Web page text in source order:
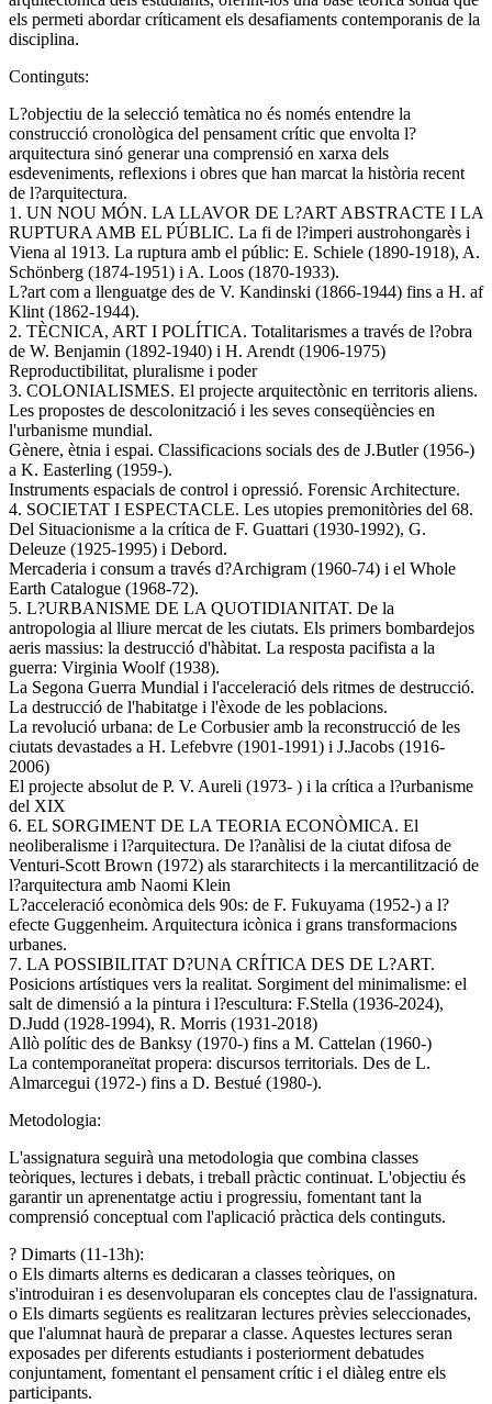
els permeti abordar críticament els desafiaments contemporanis de la
disciplina.
Continguts:
L?objectiu de la selecció temàtica no és només entendre la
construcció cronològica del pensament crític que envolta l?
arquitectura sinó generar una comprensió en xarxa dels
esdeveniments, reflexions i obres que han marcat la història recent
de l?arquitectura.
1. UN NOU MÓN. LA LLAVOR DE L?ART ABSTRACTE I LA
RUPTURA AMB EL PÚBLIC. La fi de l?imperi austrohongarès i
Viena al 1913. La ruptura amb el públic: E. Schiele (1890-1918), A.
Schönberg (1874-1951) i A. Loos (1870-1933).
L?art com a llenguatge des de V. Kandinski (1866-1944) fins a H. af
Klint (1862-1944).
2. TÈCNICA, ART I POLÍTICA. Totalitarismes a través de l?obra
de W. Benjamin (1892-1940) i H. Arendt (1906-1975)
Reproductibilitat, pluralisme i poder
3. COLONIALISMES. El projecte arquitectònic en territoris aliens.
Les propostes de descolonització i les seves conseqüències en
l'urbanisme mundial.
Gènere, ètnia i espai. Classificacions socials des de J.Butler (1956-)
a K. Easterling (1959-).
Instruments espacials de control i opressió. Forensic Architecture.
4. SOCIETAT I ESPECTACLE. Les utopies premonitòries del 68.
Del Situacionisme a la crítica de F. Guattari (1930-1992), G.
Deleuze (1925-1995) i Debord.
Mercaderia i consum a través d?Archigram (1960-74) i el Whole
Earth Catalogue (1968-72).
5. L?URBANISME DE LA QUOTIDIANITAT. De la
antropologia al lliure mercat de les ciutats. Els primers bombardejos
aeris massius: la destrucció d'hàbitat. La resposta pacifista a la
guerra: Virginia Woolf (1938).
La Segona Guerra Mundial i l'acceleració dels ritmes de destrucció.
La destrucció de l'habitatge i l'èxode de les poblacions.
La revolució urbana: de Le Corbusier amb la reconstrucció de les
ciutats devastades a H. Lefebvre (1901-1991) i J.Jacobs (1916-
2006)
El projecte absolut de P. V. Aureli (1973- ) i la crítica a l?urbanisme
del XIX
6. EL SORGIMENT DE LA TEORIA ECONÒMICA. El
neoliberalisme i l?arquitectura. De l?anàlisi de la ciutat difosa de
Venturi-Scott Brown (1972) als stararchitects i la mercantilització de
l?arquitectura amb Naomi Klein
L?acceleració econòmica dels 90s: de F. Fukuyama (1952-) a l?
efecte Guggenheim. Arquitectura icònica i grans transformacions
urbanes.
7. LA POSSIBILITAT D?UNA CRÍTICA DES DE L?ART.
Posicions artístiques vers la realitat. Sorgiment del minimalisme: el
salt de dimensió a la pintura i l?escultura: F.Stella (1936-2024),
D.Judd (1928-1994), R. Morris (1931-2018)
Allò polític des de Banksy (1970-) fins a M. Cattelan (1960-)
La contemporaneïtat propera: discursos territorials. Des de L.
Almarcegui (1972-) fins a D. Bestué (1980-).
Metodologia:
L'assignatura seguirà una metodologia que combina classes
teòriques, lectures i debats, i treball pràctic continuat. L'objectiu és
garantir un aprenentatge actiu i progressiu, fomentant tant la
comprensió conceptual com l'aplicació pràctica dels continguts.
? Dimarts (11-13h):
o Els dimarts alterns es dedicaran a classes teòriques, on
s'introduiran i es desenvoluparan els conceptes clau de l'assignatura.
o Els dimarts següents es realitzaran lectures prèvies seleccionades,
que l'alumnat haurà de preparar a classe. Aquestes lectures seran
exposades per diferents estudiants i posteriorment debatudes
conjuntament, fomentant el pensament crític i el diàleg entre els
participants.